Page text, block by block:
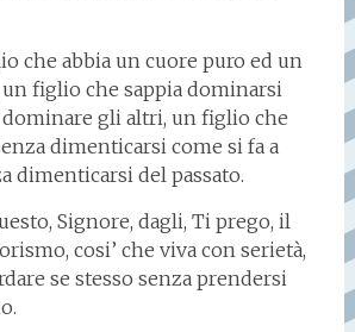
che abbia un cuore puro ed un
un figlio che sappia dominarsi
gli altri, un figlio che
dimenticarsi come si fa a
dimenticarsi del passato.
Signore, dagli, Ti prego, il
cosi’ che viva con serietà,
se stesso senza prendersi